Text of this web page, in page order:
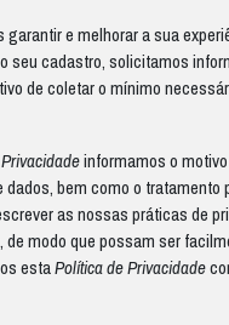
garantir e melhorar a sua
seu cadastro, solicitamos
de coletar o mínimo
informamos o
bem como o tratamento
as nossas práticas de
modo que possam ser
estaPolítica de Privacidade